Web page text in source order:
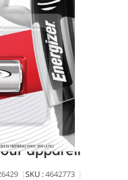
appareil
SKU :4642773